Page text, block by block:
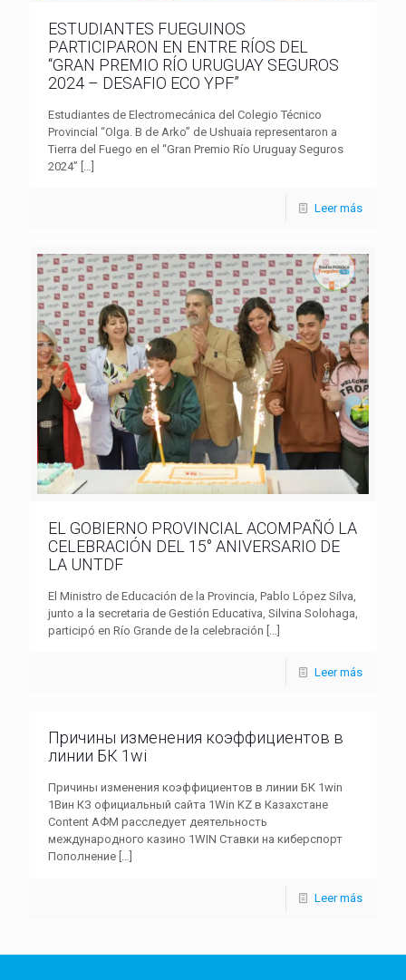
ESTUDIANTES FUEGUINOS
PARTICIPARON EN ENTRE RÍOS DEL
“GRAN PREMIO RÍO URUGUAY SEGUROS
2024 – DESAFIO ECO YPF”
Estudiantes de Electromecánica del Colegio Técnico
Provincial “Olga. B de Arko” de Ushuaia representaron a
Tierra del Fuego en el “Gran Premio Río Uruguay Seguros
2024”
Leer más
EL GOBIERNO PROVINCIAL ACOMPAÑÓ LA
CELEBRACIÓN DEL 15° ANIVERSARIO DE
LA UNTDF
El Ministro de Educación de la Provincia, Pablo López Silva,
junto a la secretaria de Gestión Educativa, Silvina Solohaga,
participó en Río Grande de la celebración […]
Leer más
Причины изменения коэффициентов в
линии БК 1wi
Причины изменения коэффициентов в линии БК 1win
1Вин КЗ официальный сайта 1Win KZ в Казахстане
Content АФМ расследует деятельность
международного казино 1WIN Ставки на киберспорт
Пополнение […]
Leer más